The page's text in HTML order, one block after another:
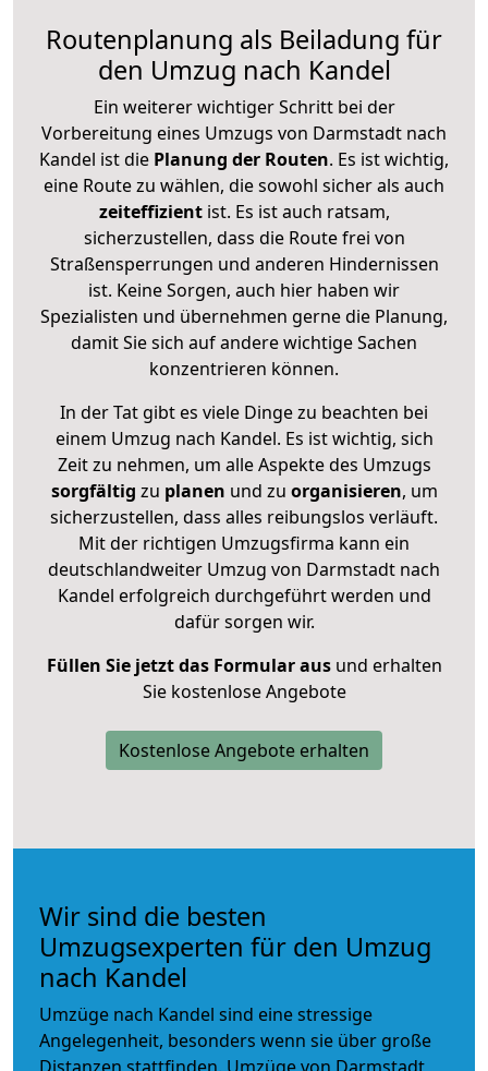
Routenplanung als Beiladung für
den Umzug nach Kandel
Ein weiterer wichtiger Schritt bei der
Vorbereitung eines Umzugs von Darmstadt nach
Kandel ist die Planung der Routen. Es ist wichtig,
eine Route zu wählen, die sowohl sicher als auch
zeiteffizientist. Es ist auch ratsam,
sicherzustellen, dass die Route frei von
Straßensperrungen und anderen Hindernissen
ist. Keine Sorgen, auch hier haben wir
Spezialisten und übernehmen gerne die Planung,
damit Sie sich auf andere wichtige Sachen
konzentrieren können.
In der Tat gibt es viele Dinge zu beachten bei
einem Umzug nach Kandel. Es ist wichtig, sich
Zeit zu nehmen, um alle Aspekte des Umzugs
sorgfältig zu planen und zu organisieren, um
sicherzustellen, dass alles reibungslos verläuft.
Mit der richtigen Umzugsfirma kann ein
deutschlandweiter Umzug von Darmstadt nach
Kandel erfolgreich durchgeführt werden und
dafür sorgen wir.
Füllen Sie jetzt das Formular ausund erhalten
Sie kostenlose Angebote
Kostenlose Angebote erhalten
Wir sind die besten
Umzugsexperten für den Umzug
nach Kandel
Umzüge nach Kandel sind eine stressige
Angelegenheit, besonders wenn sie über große